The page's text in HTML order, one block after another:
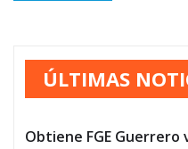
ÚLTIMAS
Obtiene FGE Guerrero